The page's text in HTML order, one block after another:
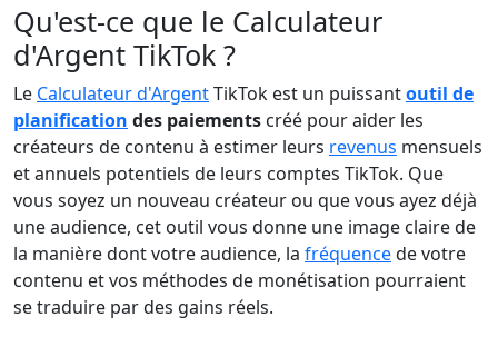
Qu'est-ce que le Calculateur
d'Argent TikTok ?
Le Calculateur d'ArgentTikTok est un puissantoutil de
planification des paiements créé pour aider les
créateurs de contenu à estimer leurs revenus mensuels
et annuels potentiels de leurs comptes TikTok. Que
vous soyez un nouveau créateur ou que vous ayez déjà
une audience, cet outil vous donne une image claire de
la manière dont votre audience, la fréquencede votre
contenu et vos méthodes de monétisation pourraient
se traduire par des gains réels.